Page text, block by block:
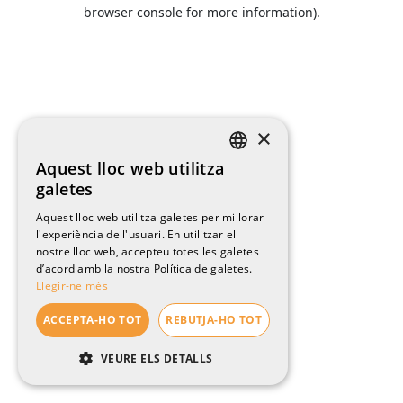
browser console for more information).
SPANISH
FRENCH
×
Aquest lloc web utilitza
galetes
Aquest lloc web utilitza galetes per millorar
l'experiència de l'usuari. En utilitzar el
nostre lloc web, accepteu totes les galetes
d’acord amb la nostra Política de galetes.
Llegir-ne més
ACCEPTA-HO TOT REBUTJA-HO TOT
VEURE ELS DETALLS
ESTRICTAMENT NECESSÀRIES